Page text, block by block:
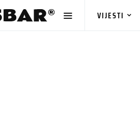
VIJESTI